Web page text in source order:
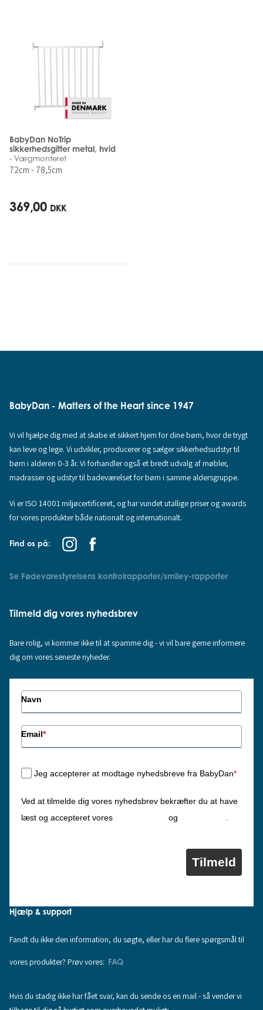
BabyDan NoTrip
sikkerhedsgitter metal, hvid
- Vægmonteret
72cm - 78,5cm
369,00 DKK
BabyDan - Matters of the Heart since 1947
Vi vil hjælpe dig med at skabe et sikkert hjem for dine børn, hvor de trygt
kan leve og lege. Vi udvikler, producerer og sælger sikkerhedsudstyr til
børn i alderen 0-3 år. Vi forhandler også et bredt udvalg af møbler,
madrasser og udstyr til badeværelset for børn i samme aldersgruppe.
Vi er ISO 14001 miljøcertificeret, og har vundet utallige priser og awards
for vores produkter både nationalt og internationalt.
Find os på:
Se Fødevarestyrelsens kontrolrapporter/smiley-rapporter
Tilmeld dig vores nyhedsbrev
Bare rolig, vi kommer ikke til at spamme dig - vi vil bare gerne informere
dig om vores seneste nyheder.
Navn
Email*
Jeg accepterer at modtage nyhedsbreve fra BabyDan*
Ved at tilmelde dig vores nyhedsbrev bekræfter du at have
læst og accepteret vores
og .
Tilmeld
Hjælp & support
Fandt du ikke den information, du søgte, eller har du flere spørgsmål til
vores produkter? Prøv vores: FAQ
Hvis du stadig ikke har fået svar, kan du sende os en mail - så vender vi